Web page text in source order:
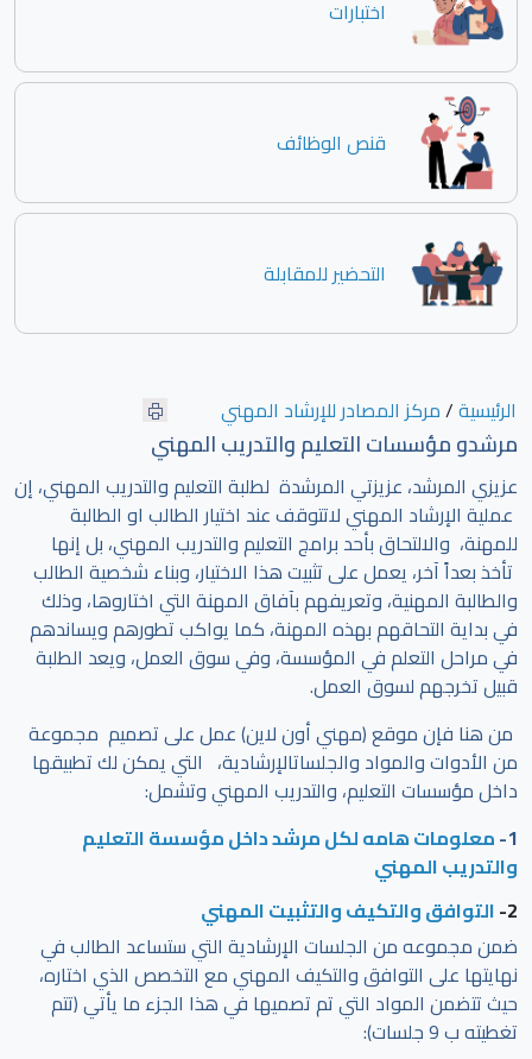
اختبارات
قنص الوظائف
التحضير للمقابلة
الرئيسية/مركز المصادر للإرشاد المهني
مرشدو مؤسسات التعليم والتدريب المهني
عزيزي المرشد، عزيزتي المرشدة لطلبة التعليم والتدريب المهني، إن
عملية الإرشاد المهني لاتتوقف عند اختيار الطالب او الطالبة
للمهنة، والالتحاق بأحد برامج التعليم والتدريب المهني، بل إنها
تأخذ بعداً آخر، يعمل على تثبيت هذا الاختيار، وبناء شخصية الطالب
والطالبة المهنية، وتعريفهم بآفاق المهنة التي اختاروها، وذلك
في بداية التحاقهم بهذه المهنة، كما يواكب تطورهم ويساندهم
في مراحل التعلم في المؤسسة، وفي سوق العمل، ويعد الطلبة
قبيل تخرجهم لسوق العمل.
من هنا فإن موقع (مهني أون لاين) عمل على تصميم مجموعة
من الأدوات والمواد والجلساتالإرشادية، التي يمكن لك تطبيقها
داخل مؤسسات التعليم، والتدريب المهني وتشمل:
1- معلومات هامه لكل مرشد داخل مؤسسة التعليم
والتدريب المهني
2- التوافق والتكيف والتثبيت المهني
ضمن مجموعه من الجلسات الإرشادية التي ستساعد الطالب في
نهايتها على التوافق والتكيف المهني مع التخصص الذي اختاره،
حيث تتضمن المواد التي تم تصميها في هذا الجزء ما يأتي (تتم
تغطيته ب 9 جلسات):